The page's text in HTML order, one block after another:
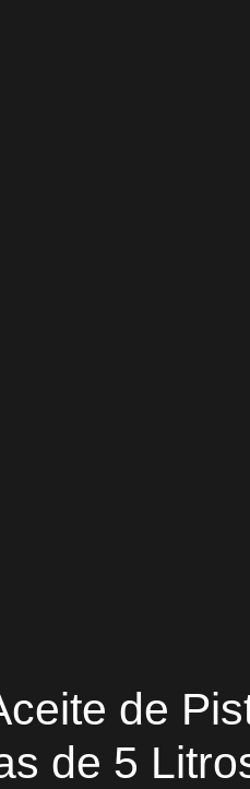
de
de 5